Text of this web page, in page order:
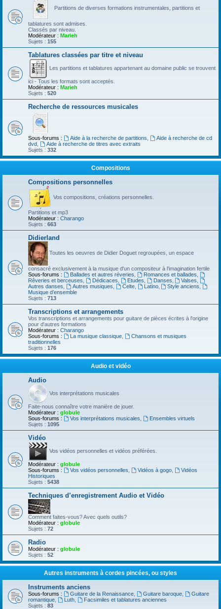
Partitions de diverses formations instrumentales, partitions et
tablatures sont admises.
Classés par niveau.
Modérateur : Marieh
Sujets : 155
Tablatures classées par titre et niveau
Les partitions et tablatures appartenant au domaine public se trouvent
ici - Tous les formats sont acceptés.
Modérateur : Marieh
Sujets : 520
Recherche de ressources musicales
Sous-forums : Aide à la recherche de partitions
Aide à recherche de cd
dvd
Aide à recherche de titres avec extraits
Sujets : 332
Compositions
Compositions personnelles
Vos compositions, créations personnelles.
Partitions et mp3
Modérateur : Charango
Sujets : 663
Didierland
Toutes les oeuvres de Didier Doguet regroupées, un espace
consacré exclusivement à la musique d'un compositeur à l'imagination fertile
Sous-forums :
Ballades et autres réveries Romances et ballades
Rêveries et berceuses
Dédicaces Etudes Danses Valses
Autres danses
Autres musiques Celte, Latino, Style anciens
Musique d’ensemble
Sujets : 713
Transcriptions et arrangements
Vos transcriptions et arrangements pour guitare de pièces écrites à l'origine
pour d'autres formations
Modérateur : Charango
Sous-forums :
La musique classique,
Chansons et musiques
traditionnelles
Sujets : 176
Audio et vidéo
Audio
Vos interprétations musicales
Faite-nous connaître votre manière de jouer.
Modérateur : globule
Sous-forums :
Vos interprétations musicales
Ensembles virtuels
Sujets : 1095
Vidéo
Vos vidéos personnelles et vidéos préférées.
Modérateur : globule
Sous-forums :
Vos vidéos personnelles Vidéos à gogo,
Vidéos
Historiques
Sujets : 5438
Techniques d’enregistrement Audio et Vidéo
Comment faites-vous? Avec quels outils?
Modérateur : globule
Sujets : 72
Radio
Modérateur : globule
Sujets : 52
Autres instruments à cordes pincées, ou styles
Instruments anciens
Sous-forums : Guitare de la Renaissance, Guitare baroque,
Guitare
romantique
Luth,
Facsimiles et tablatures anciennes
Sujets : 83